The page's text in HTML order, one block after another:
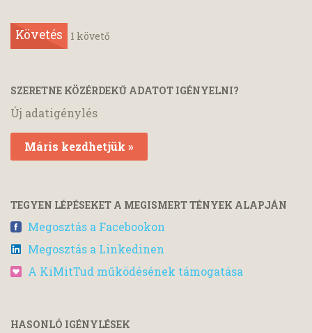
Követés 1 követő
SZERETNE KÖZÉRDEKŰ ADATOT IGÉNYELNI?
Új adatigénylés
Máris kezdhetjük »
TEGYEN LÉPÉSEKET A MEGISMERT TÉNYEK ALAPJÁN
Megosztás a Facebookon
Megosztás a Linkedinen
A KiMitTud működésének támogatása
HASONLÓ IGÉNYLÉSEK